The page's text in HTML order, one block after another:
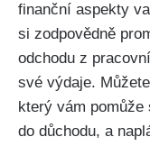
finanční aspekty
si zodpovědně
odchodu z
své výdaje.
který vám
do důchodu, a